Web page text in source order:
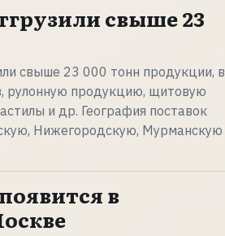
свыше 23
свыше 23 000 тонн продукции, в
рулонную продукцию, щитовую
и др. География поставок
Нижегородскую, Мурманскую
в